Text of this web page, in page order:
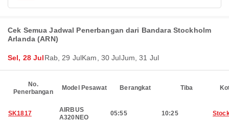
Cek Semua Jadwal Penerbangan dari Bandara Stockholm
Arlanda (ARN)
Sel, 28 JulRab, 29 JulKam, 30 JulJum, 31 Jul
No.
Penerbangan
Model Pesawat Berangkat Tiba
SK1817
AIRBUS
A320NEO
05:55 10:25